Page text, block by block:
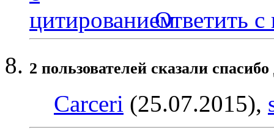
Ответить с
2 пользователей сказали
Carceri (25.07.2015),